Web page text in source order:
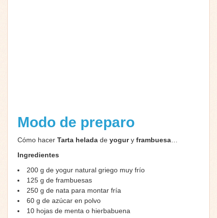
Modo de preparo
Cómo hacer Tarta helada de yogury frambuesa
Ingredientes
200 g de yogur natural griego muy frío
125 g de frambuesas
250 g de nata para montar fría
60 g de azúcar en polvo
10 hojas de menta o hierbabuena